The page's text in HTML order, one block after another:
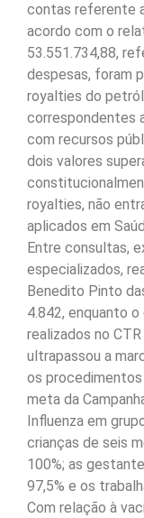
contas referente
acordo com o
53.551.734,88,
despesas, foram
royalties do
correspondentes
com recursos
dois valores
royalties, não
aplicados em
Entre consultas,
especializados,
Benedito Pinto
4.842, enquanto
realizados no
ultrapassou a
os
meta da
Influenza em
crianças de seis
100%; as
97,5% e os
Com relação à